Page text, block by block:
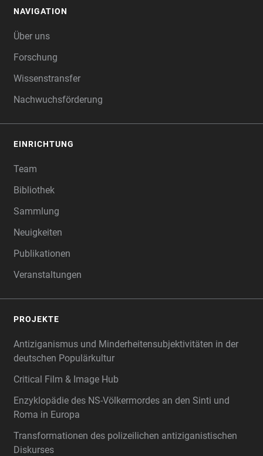
NAVIGATION
Über uns
Forschung
Wissenstransfer
Nachwuchsförderung
EINRICHTUNG
Team
Bibliothek
Sammlung
Neuigkeiten
Publikationen
Veranstaltungen
PROJEKTE
Antiziganismus und Minderheitensubjektivitäten in der
deutschen Populärkultur
Critical Film & Image Hub
Enzyklopädie des NS-Völkermordes an den Sinti und
Roma in Europa
Transformationen des polizeilichen antiziganistischen
Diskurses